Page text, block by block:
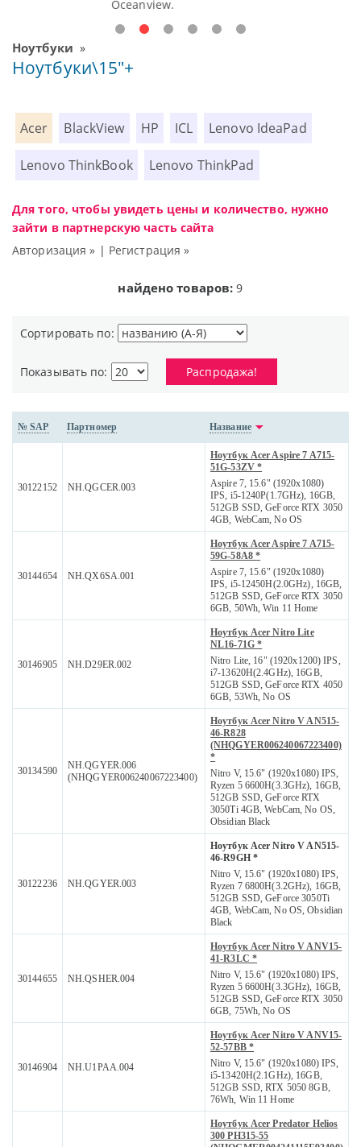
Ноутбуки »
Ноутбуки\15"+
Acer BlackView HP ICL Lenovo IdeaPad
Lenovo ThinkBook Lenovo ThinkPad
Для того, чтобы увидеть цены и количество, нужно
зайти в партнерскую часть сайта
Авторизация » | Регистрация »
найдено товаров: 9
Сортировать по:
Показывать по: Распродажа!
№ SAP Партномер Название
30122152 NH.QGCER.003
Ноутбук Acer Aspire 7 A715-
51G-53ZV *
Aspire 7, 15.6" (1920x1080)
IPS, i5-1240P(1.7GHz), 16GB,
512GB SSD, GeForce RTX 3050
4GB, WebCam, No OS
30144654 NH.QX6SA.001
Ноутбук Acer Aspire 7 A715-
59G-58A8 *
Aspire 7, 15.6" (1920x1080)
IPS, i5-12450H(2.0GHz), 16GB,
512GB SSD, GeForce RTX 3050
6GB, 50Wh, Win 11 Home
30146905 NH.D29ER.002
Ноутбук Acer Nitro Lite
NL16-71G *
Nitro Lite, 16" (1920x1200) IPS,
i7-13620H(2.4GHz), 16GB,
512GB SSD, GeForce RTX 4050
6GB, 53Wh, No OS
30134590
NH.QGYER.006
(NHQGYER006240067223400)
Ноутбук Acer Nitro V AN515-
46-R828
(NHQGYER006240067223400)
*
Nitro V, 15.6" (1920x1080) IPS,
Ryzen 5 6600H(3.3GHz), 16GB,
512GB SSD, GeForce RTX
3050Ti 4GB, WebCam, No OS,
Obsidian Black
30122236 NH.QGYER.003
Ноутбук Acer Nitro V AN515-
46-R9GH *
Nitro V, 15.6" (1920x1080) IPS,
Ryzen 7 6800H(3.2GHz), 16GB,
512GB SSD, GeForce 3050Ti
4GB, WebCam, No OS, Obsidian
Black
30144655 NH.QSHER.004
Ноутбук Acer Nitro V ANV15-
41-R3LC *
Nitro V, 15.6" (1920x1080) IPS,
Ryzen 5 6600H(3.3GHz), 16GB,
512GB SSD, GeForce RTX 3050
6GB, 75Wh, No OS
30146904 NH.U1PAA.004
Ноутбук Acer Nitro V ANV15-
52-57BB *
Nitro V, 15.6" (1920x1080) IPS,
i5-13420H(2.1GHz), 16GB,
512GB SSD, RTX 5050 8GB,
76Wh, Win 11 Home
Ноутбук Acer Predator Helios
300 PH315-55